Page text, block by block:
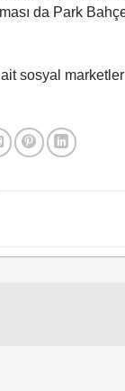
da Park
sosyal